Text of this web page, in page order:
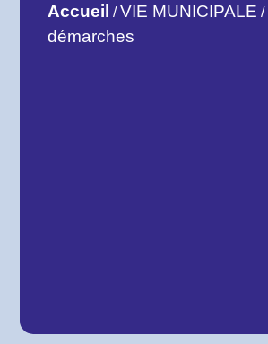
Accueil /VIE MUNICIPALE /
démarches